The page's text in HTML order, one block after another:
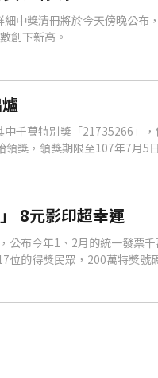
中獎清冊將於今天傍晚公布
創下新高。
千萬特別獎「21735266」
獎，領獎期限至107年7月5
8元影印超幸運
公布今年1、2月的統一發票
位的得獎民眾，200萬特獎號